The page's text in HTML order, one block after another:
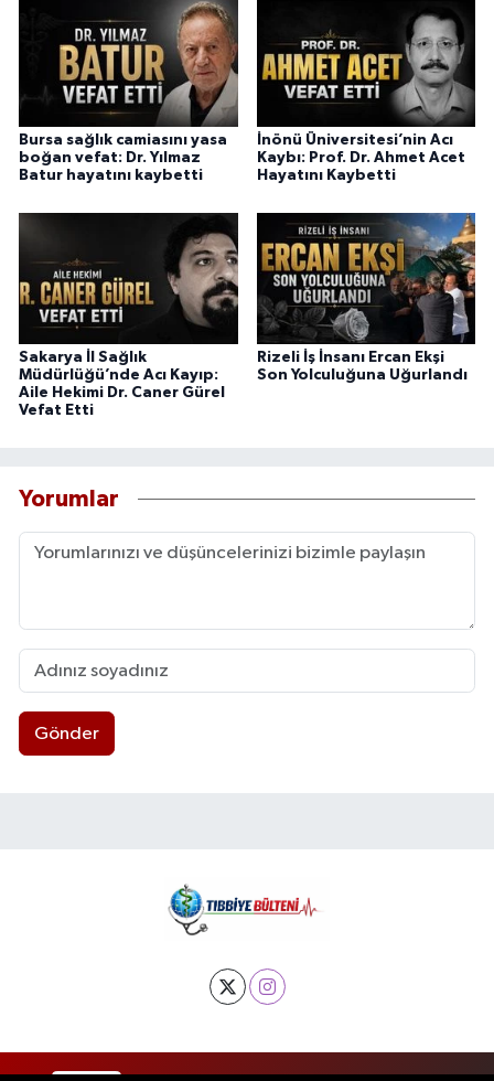
Bursa sağlık camiasını yasa
boğan vefat: Dr. Yılmaz
Batur hayatını kaybetti
İnönü Üniversitesi’nin Acı
Kaybı: Prof. Dr. Ahmet Acet
Hayatını Kaybetti
Sakarya İl Sağlık
Müdürlüğü’nde Acı Kayıp:
Aile Hekimi Dr. Caner Gürel
Vefat Etti
Rizeli İş İnsanı Ercan Ekşi
Son Yolculuğuna Uğurlandı
Yorumlar
Gönder